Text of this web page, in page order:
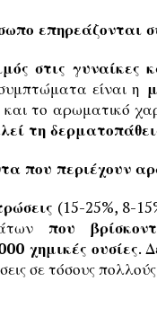
επηρεάζονται
στις
είναι η
το αρωματικό
τη
που περιέχουν
(15-25%, 8-
που
χημικές ουσίες.
σε τόσους